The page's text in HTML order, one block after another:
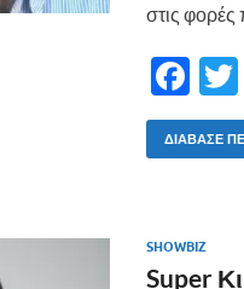
στις φορές
F
ac
e
o
o
ΔΙΆΒΑΣΕ
SHOWBIZ
Super